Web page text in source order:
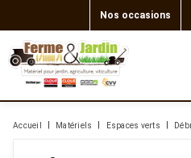
Nos occasions
Accueil Matériels Espaces verts